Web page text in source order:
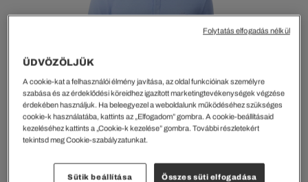
ÜDVÖZÖLJÜK
A cookie-kat a felhasználói élmény javítása, az oldal funkcióinak személyre
szabása és az érdeklődési köreidhez igazított marketingtevékenységek végzése
érdekében használjuk. Ha beleegyezel a weboldalunk működéséhez szükséges
cookie-k használatába, kattints az „Elfogadom” gombra. A cookie-beállításaid
kezeléséhez kattints a „Cookie-k kezelése” gombra. További részletekért
tekintsd meg Cookie-szabályzatunkat.
Sütik beállítása Összes süti elfogadása
Folytatás elfogadás nélkül